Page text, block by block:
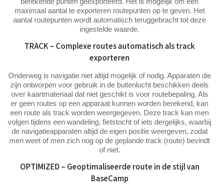
maximaal aantal te exporteren routepunten op te geven. Het
aantal routepunten wordt automatisch teruggebracht tot deze
ingestelde waarde.
TRACK – Complexe routes automatisch als track
exporteren
Onderweg is navigatie niet altijd mogelijk of nodig. Apparaten die
zijn ontworpen voor gebruik in de buitenlucht beschikken deels
over kaartmateriaal dat niet geschikt is voor routebepaling. Als
er geen routes op een apparaat kunnen worden berekend, kan
een route als track worden weergegeven. Deze track kan men
volgen tijdens een wandeling, fietstocht of iets dergelijks, waarbij
de navigatieapparaten altijd de eigen positie weergeven, zodat
men weet of men zich nog op de geplande track (route) bevindt
of niet.
OPTIMIZED – Geoptimaliseerde route in de stijl van
BaseCamp